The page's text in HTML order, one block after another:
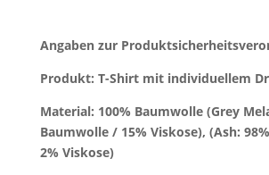
Angaben zur
Produkt: T-Shirt mit individuellem
Material: 100% Baumwolle (Grey
Baumwolle / 15% Viskose), (Ash:
2% Viskose)